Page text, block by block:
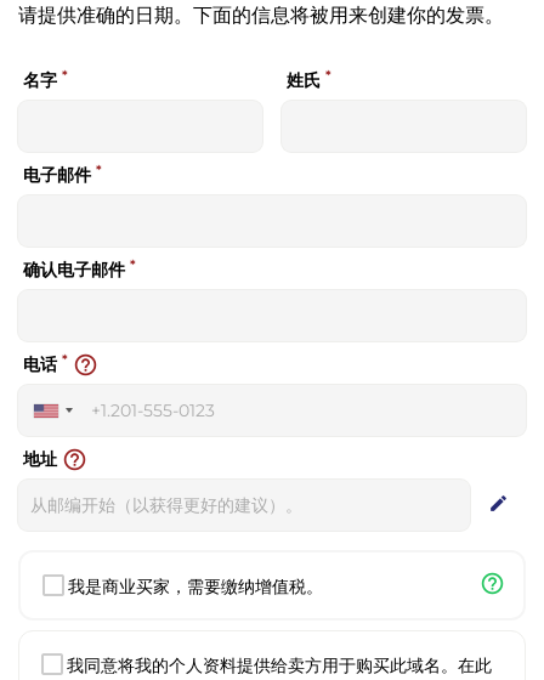
请提供准确的日期。下面的信息将被用来创建你的发票。
名字 * 姓氏 *
电子邮件 *
确认电子邮件 *
United
States
+1
电话 * help_outline
地址 help_outline
edit
我是商业买家，需要缴纳增值税。 help_outline
我同意将我的个人资料提供给卖方用于购买此域名。在此